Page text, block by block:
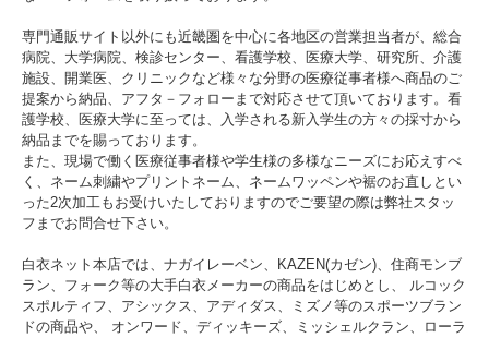
専門通販サイト以外にも近畿圏を中心に各地区の営業担当者が、総合
病院、大学病院、検診センター、看護学校、医療大学、研究所、介護
施設、開業医、クリニックなど様々な分野の医療従事者様へ商品のご
提案から納品、アフタ－フォローまで対応させて頂いております。看
護学校、医療大学に至っては、入学される新入学生の方々の採寸から
納品までを賜っております。
また、現場で働く医療従事者様や学生様の多様なニーズにお応えすべ
く、ネーム刺繍やプリントネーム、ネームワッペンや裾のお直しとい
った2次加工もお受けいたしておりますのでご要望の際は弊社スタッ
フまでお問合せ下さい。
白衣ネット本店では、ナガイレーベン、KAZEN(カゼン)、住商モンブ
ラン、フォーク等の大手白衣メーカーの商品をはじめとし、 ルコック
スポルティフ、アシックス、アディダス、ミズノ等のスポーツブラン
ドの商品や、 オンワード、ディッキーズ、ミッシェルクラン、ローラ